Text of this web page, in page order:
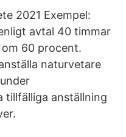
2021 Exempel:
avtal 40 timmar
60 procent.
naturvetare
tillfälliga anställning